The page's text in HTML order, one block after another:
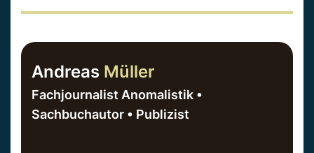
Andreas Müller
Fachjournalist Anomalistik •
Sachbuchautor • Publizist